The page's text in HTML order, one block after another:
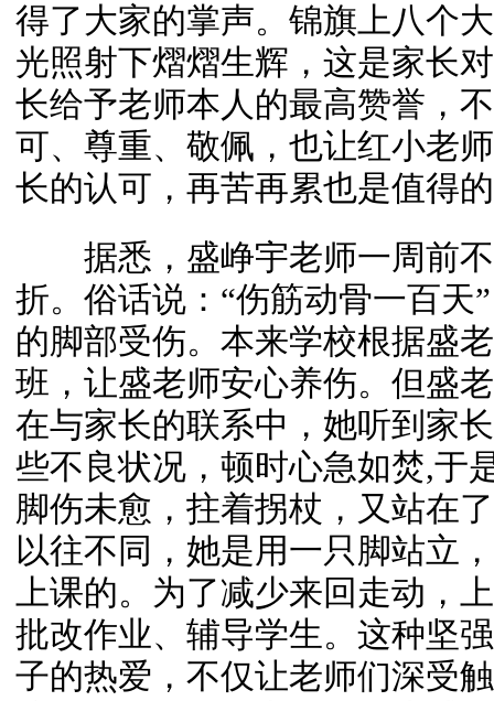
得了大家的掌声。锦旗上八个
光照射下熠熠生辉，这是家长
长给予老师本人的最高赞誉，
可、尊重、敬佩，也让红小老
长的认可，再苦再累也是值得
据悉，盛峥宇老师一周前不
折。俗话说：“伤筋动骨一百天
的脚部受伤。本来学校根据盛
班，让盛老师安心养伤。但盛
在与家长的联系中，她听到家
些不良状况，顿时心急如焚,于
脚伤未愈，拄着拐杖，又站在
以往不同，她是用一只脚站立
上课的。为了减少来回走动，
批改作业、辅导学生。这种坚
子的热爱，不仅让老师们深受